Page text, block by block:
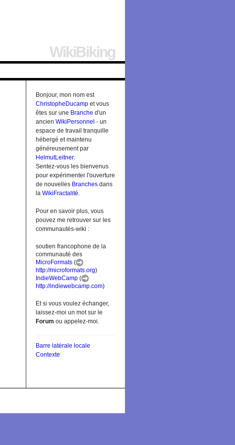
WikiBiking
Bonjour, mon nom est
ChristopheDucamp et vous
êtes sur une Branche d'un
ancien WikiPersonnel - un
espace de travail tranquille
hébergé et maintenu
généreusement par
HelmutLeitner.
Sentez-vous les bienvenus
pour expérimenter l'ouverture
de nouvelles Branches dans
la WikiFractalité
Pour en savoir plus, vous
pouvez me retrouver sur les
communautés-wiki :
soutien francophone de la
communauté des
MicroFormats (
http://microformats.org)
IndieWebCamp (
http://indiewebcamp.com)
Et si vous voulez échanger,
laissez-moi un mot sur le
Forum ou appelez-moi.
Barre latérale locale
Contexte